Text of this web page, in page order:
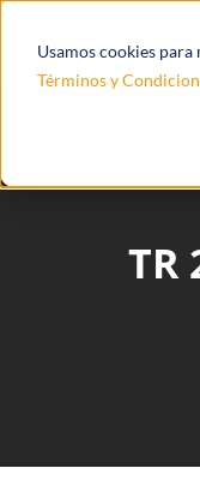
Usamos cookies
Términos y
TR